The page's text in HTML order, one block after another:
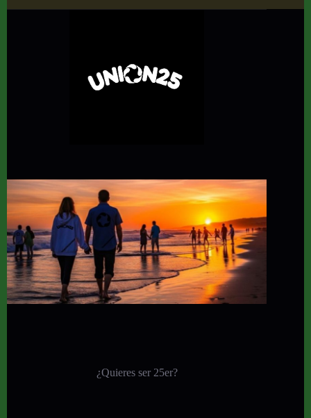
¿Quieres ser 25er?